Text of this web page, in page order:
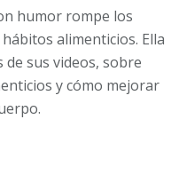
humor rompe los
alimenticios. Ella
sus videos, sobre
y cómo mejorar